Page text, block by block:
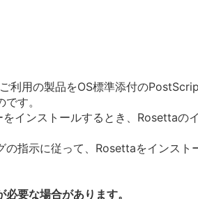
利用の製品をOS標準添付の
す。
インストールするとき、Rosettaの
指示に従って、Rosettaをインスト
要な場合があります。